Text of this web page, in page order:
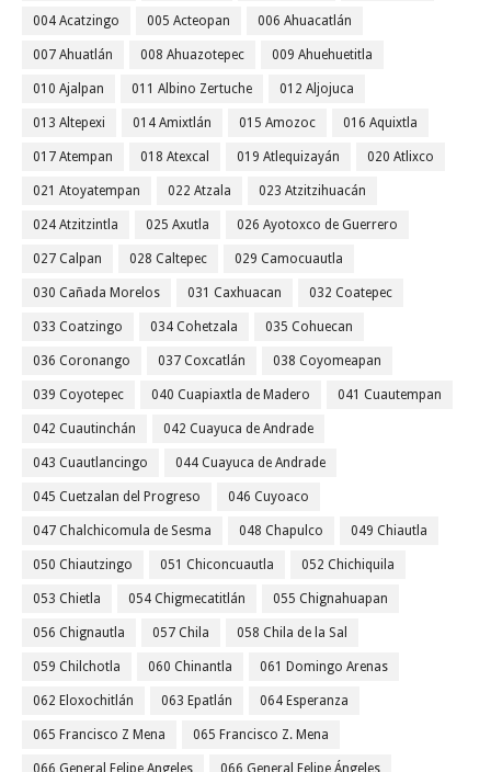
004 Acatzingo 005 Acteopan 006 Ahuacatlán
007 Ahuatlán 008 Ahuazotepec 009 Ahuehuetitla
010 Ajalpan 011 Albino Zertuche 012 Aljojuca
013 Altepexi 014 Amixtlán 015 Amozoc 016 Aquixtla
017 Atempan 018 Atexcal 019 Atlequizayán 020 Atlixco
021 Atoyatempan 022 Atzala 023 Atzitzihuacán
024 Atzitzintla 025 Axutla 026 Ayotoxco de Guerrero
027 Calpan 028 Caltepec 029 Camocuautla
030 Cañada Morelos 031 Caxhuacan 032 Coatepec
033 Coatzingo 034 Cohetzala 035 Cohuecan
036 Coronango 037 Coxcatlán 038 Coyomeapan
039 Coyotepec 040 Cuapiaxtla de Madero 041 Cuautempan
042 Cuautinchán 042 Cuayuca de Andrade
043 Cuautlancingo 044 Cuayuca de Andrade
045 Cuetzalan del Progreso 046 Cuyoaco
047 Chalchicomula de Sesma 048 Chapulco 049 Chiautla
050 Chiautzingo 051 Chiconcuautla 052 Chichiquila
053 Chietla 054 Chigmecatitlán 055 Chignahuapan
056 Chignautla 057 Chila 058 Chila de la Sal
059 Chilchotla 060 Chinantla 061 Domingo Arenas
062 Eloxochitlán 063 Epatlán 064 Esperanza
065 Francisco Z Mena 065 Francisco Z. Mena
066 General Felipe Angeles 066 General Felipe Ángeles